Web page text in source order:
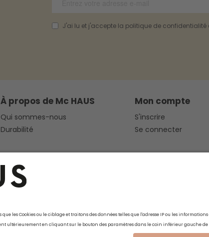
J'ai lu et j'accepte la politique de confidentialité
À propos de Mc HAUS
Qui sommes-nous
Durabilité
Mon compte
S'inscrire
Se connecter